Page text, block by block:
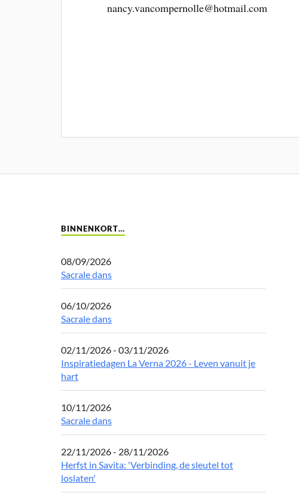
nancy.vancompernolle@hotmail.com
BINNENKORT…
08/09/2026
Sacrale dans
06/10/2026
Sacrale dans
02/11/2026 - 03/11/2026
Inspiratiedagen La Verna 2026 - Leven vanuit je
hart
10/11/2026
Sacrale dans
22/11/2026 - 28/11/2026
Herfst in Savita: 'Verbinding, de sleutel tot
loslaten'